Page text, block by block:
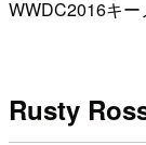
WWDC2016キ
Rusty